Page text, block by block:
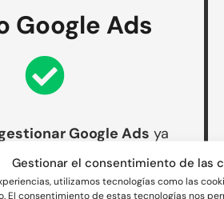
Gestionar el consentimiento de las
utilizamos tecnologías como las
El consentimiento de estas tecnologías nos
Google Ads
Google Ads ya
futuros clientes.